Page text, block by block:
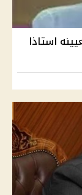
استاذا